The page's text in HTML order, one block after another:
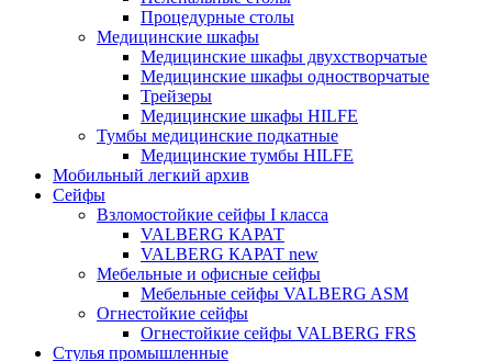
Процедурные столы
Медицинские шкафы
Медицинские шкафы двухстворчатые
Медицинские шкафы одностворчатые
Трейзеры
Медицинские шкафы HILFE
Тумбы медицинские подкатные
Медицинские тумбы HILFE
Мобильный легкий архив
Сейфы
Взломостойкие сейфы I класса
VALBERG КАРАТ
VALBERG КАРАТ new
Мебельные и офисные сейфы
Мебельные сейфы VALBERG ASM
Огнестойкие сейфы
Огнестойкие сейфы VALBERG FRS
Стулья промышленные